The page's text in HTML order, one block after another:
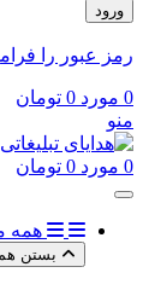
ورود
رمز عبور را
0 مورد 0 تومان
منو
0 مورد 0 تومان
همه
بستن